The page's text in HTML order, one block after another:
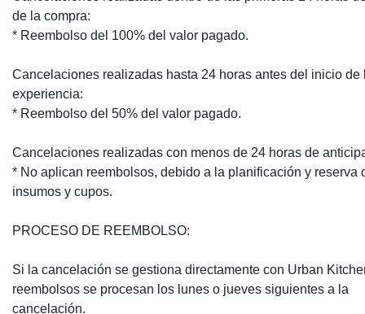
de la compra:
* Reembolso del 100% del valor pagado.
Cancelaciones realizadas hasta 24 horas antes del inicio de
experiencia:
* Reembolso del 50% del valor pagado.
Cancelaciones realizadas con menos de 24 horas de
* No aplican reembolsos, debido a la planificación y reserva
insumos y cupos.
PROCESO DE REEMBOLSO:
Si la cancelación se gestiona directamente con Urban
reembolsos se procesan los lunes o jueves siguientes a la
cancelación.